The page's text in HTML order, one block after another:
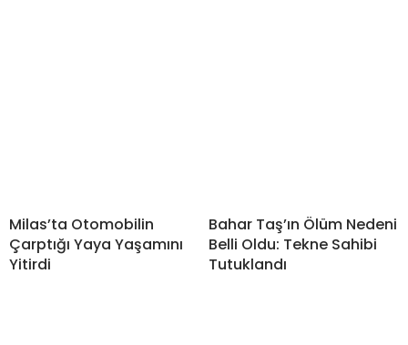
Milas’ta Otomobilin
Çarptığı Yaya Yaşamını
Yitirdi
Bahar Taş’ın Ölüm Nedeni
Belli Oldu: Tekne Sahibi
Tutuklandı